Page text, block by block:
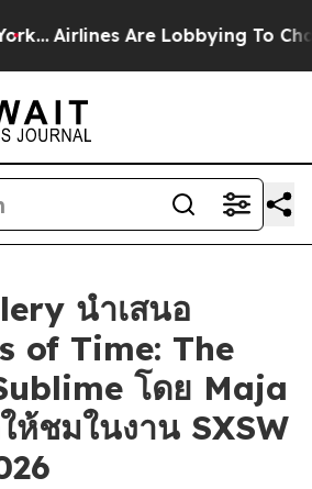
Airlines Are Lobbying To
นำเสนอ
of Time: The
โดย Maja
ห้ชมในงาน SXSW